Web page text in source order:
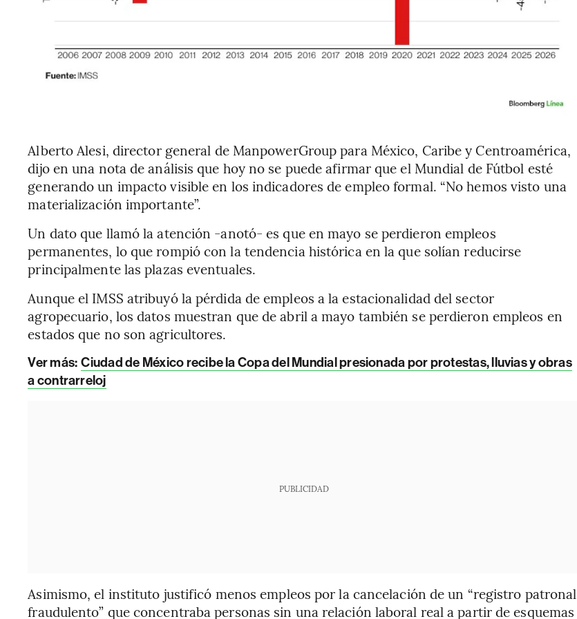
Alberto Alesi, director general de ManpowerGroup para México, Caribe y Centroamérica,
dijo en una nota de análisis que hoy no se puede afirmar que el Mundial de Fútbol esté
generando un impacto visible en los indicadores de empleo formal. “No hemos visto una
materialización importante”.
Un dato que llamó la atención -anotó- es que en mayo se perdieron empleos
permanentes, lo que rompió con la tendencia histórica en la que solían reducirse
principalmente las plazas eventuales.
Aunque el IMSS atribuyó la pérdida de empleos a la estacionalidad del sector
agropecuario, los datos muestran que de abril a mayo también se perdieron empleos en
estados que no son agricultores.
Ver más: Ciudad de México recibe la Copa del Mundial presionada por protestas, lluvias y obras
a contrarreloj
PUBLICIDAD
Asimismo, el instituto justificó menos empleos por la cancelación de un “registro patronal
fraudulento” que concentraba personas sin una relación laboral real a partir de esquemas